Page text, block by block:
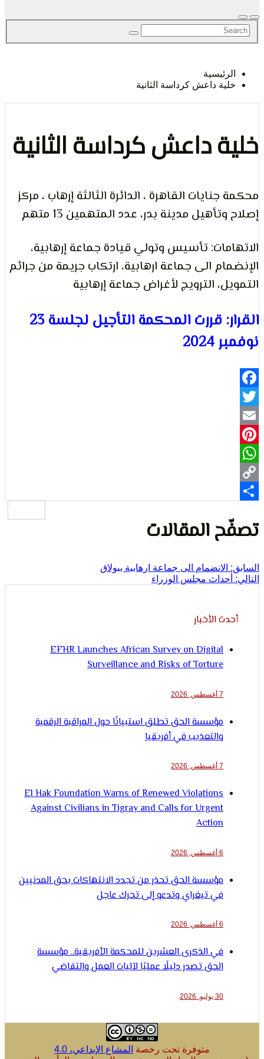
و
داعش كرداسة الثانية
داعش كرداسة الثانية
القاهرة ، الدائرة الثالثة إرهاب ، مركز
مدينة بدر، عدد المتهمين 13 متهم
تأسيس وتولي قيادة جماعة إرهابية،
الى جماعة ارهابية، ارتكاب جريمة من جرائم
الترويج لأغراض جماعة إرهابية
القرار: قررت المحكمة التأجيل لجلسة 23
المقالات
الانضمام الى جماعة ارهابية ببولاق
مجلس الوزراء
الأخبار
EFHR Launches African Survey on Digital
Surveillance and Risks of Torture
مؤسسة الحق تطلق استبيانًا حول المراقبة الرقمية
والتعذيب في أفريقيا
El Hak Foundation Warns of Renewed Violations
Against Civilians in Tigray and Calls for Urgent
مؤسسة الحق تحذر من تجدد الانتهاكات بحق المدنيين
في تيغراي وتدعو إلى تحرك عاجل
في الذكرى العشرين للمحكمة الأفريقية.. مؤسسة
الحق تصدر دليلًا عمليًا لآليات العمل والتقاضي
متوفرة تحت رخصةالمشاع الإبداعي، 4.0